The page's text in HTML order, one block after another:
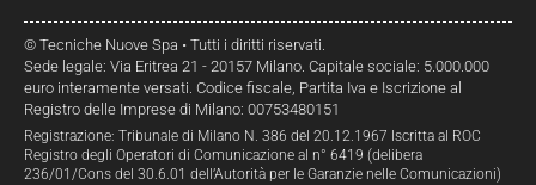
© Tecniche Nuove Spa • Tutti i diritti riservati.
Sede legale: Via Eritrea 21 - 20157 Milano. Capitale sociale: 5.000.000
euro interamente versati. Codice fiscale, Partita Iva e Iscrizione al
Registro delle Imprese di Milano: 00753480151
Registrazione: Tribunale di Milano N. 386 del 20.12.1967 Iscritta al ROC
Registro degli Operatori di Comunicazione al n° 6419 (delibera
236/01/Cons del 30.6.01 dell’Autorità per le Garanzie nelle Comunicazioni)